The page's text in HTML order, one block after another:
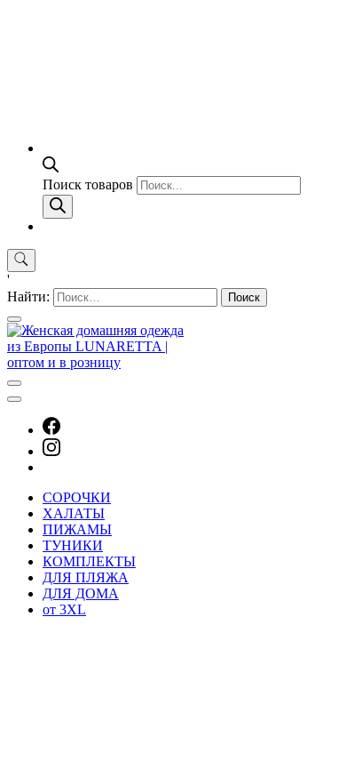
Поиск товаров
'
Найти:
СОРОЧКИ
ХАЛАТЫ
ПИЖАМЫ
ТУНИКИ
КОМПЛЕКТЫ
ДЛЯ ПЛЯЖА
ДЛЯ ДОМА
от 3XL